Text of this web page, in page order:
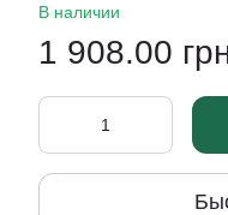
В наличии
1 908.00